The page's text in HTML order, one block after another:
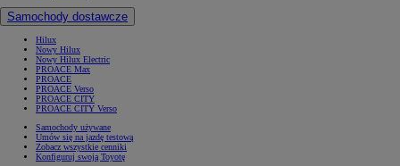
Samochody dostawcze
Hilux
Nowy Hilux
Nowy Hilux Electric
PROACE Max
PROACE
PROACE Verso
PROACE CITY
PROACE CITY Verso
Samochody używane
Umów się na jazdę testową
Zobacz wszystkie cenniki
Konfiguruj swoją Toyotę